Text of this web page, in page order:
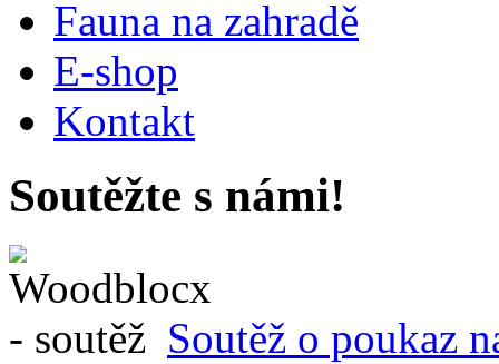
Fauna na zahradě
E-shop
Kontakt
Soutěžte s námi!
Soutěž o poukaz